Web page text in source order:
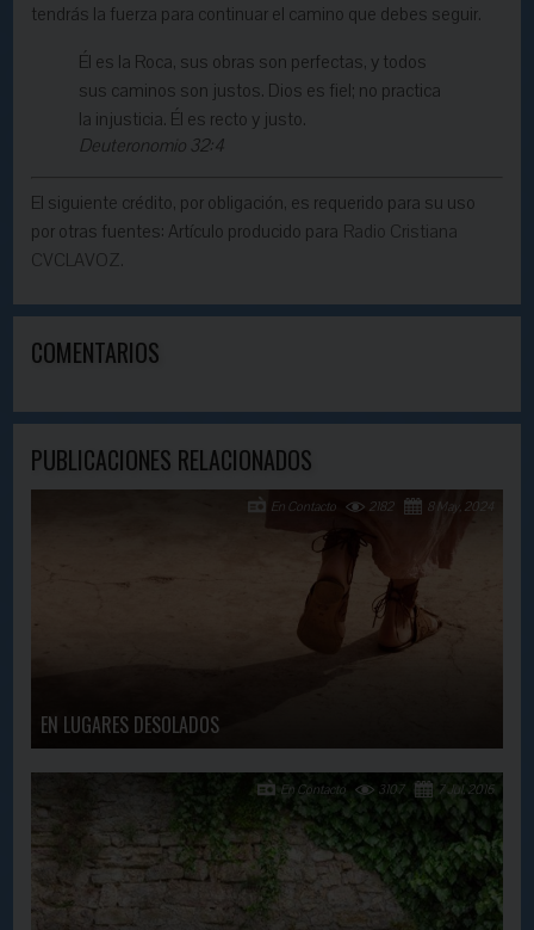
tendrás la fuerza para continuar el camino que debes seguir.
Él es la Roca, sus obras son perfectas, y todos
sus caminos son justos. Dios es fiel; no practica
la injusticia. Él es recto y justo.
Deuteronomio 32:4
El siguiente crédito, por obligación, es requerido para su uso
por otras fuentes: Artículo producido para Radio Cristiana
CVCLAVOZ.
COMENTARIOS
PUBLICACIONES RELACIONADOS
EN LUGARES DESOLADOS
8 May, 2024
2182
En Contacto
7 Jul, 2016
3107
En Contacto